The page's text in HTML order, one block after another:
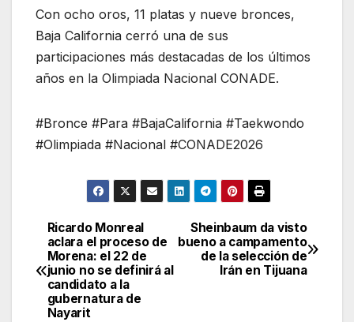
Con ocho oros, 11 platas y nueve bronces,
Baja California cerró una de sus
participaciones más destacadas de los últimos
años en la Olimpiada Nacional CONADE.
#Bronce #Para #BajaCalifornia #Taekwondo
#Olimpiada #Nacional #CONADE2026
Navegación
de
entradas
Sheinbaum da visto
bueno a campamento
de la selección de
Irán en Tijuana
Ricardo Monreal
aclara el proceso de
Morena: el 22 de
junio no se definirá al
candidato a la
gubernatura de
Nayarit